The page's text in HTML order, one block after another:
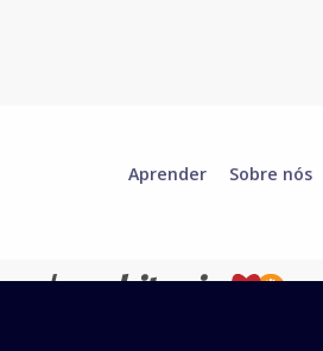
Aprender Sobre nós